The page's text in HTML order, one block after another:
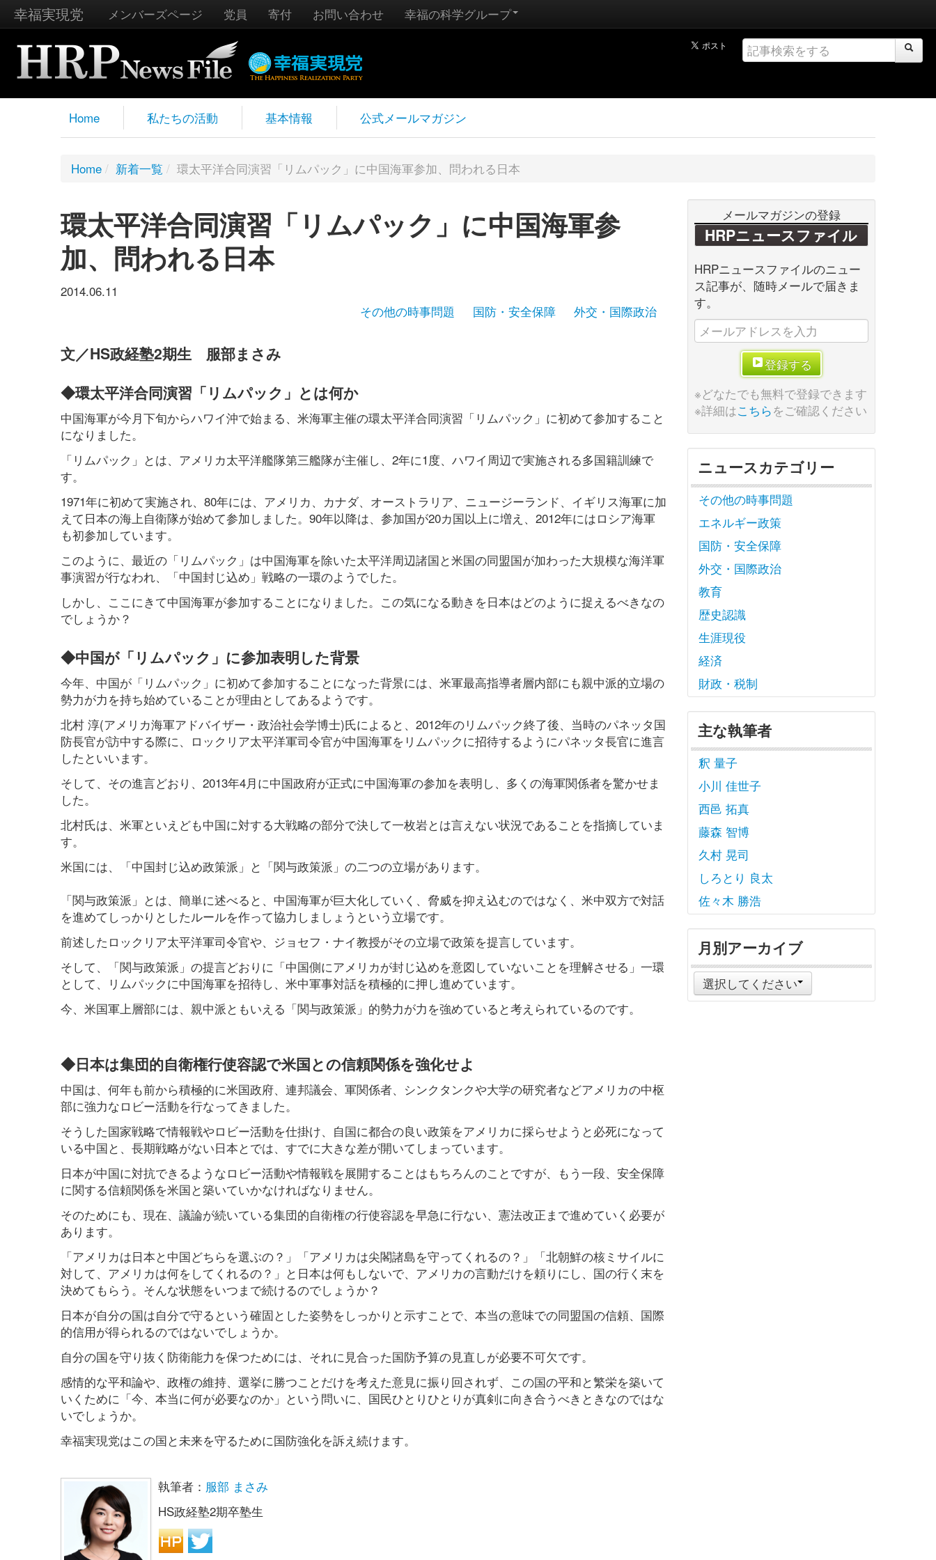
幸福実現党 メンバーズページ 党員 寄付 お問い合わせ 幸福の科学グループ
Home 私たちの活動 基本情報 公式メールマガジン
Home / 新着一覧 / 環太平洋合同演習「リムパック」に中国海軍参加、問われる日本
環太平洋合同演習「リムパック」に中国海軍参
加、問われる日本
2014.06.11
その他の時事問題
国防・安全保障 外交・国際政治
文／HS政経塾2期生 服部まさみ
◆環太平洋合同演習「リムパック」とは何か
中国海軍が今月下旬からハワイ沖で始まる、米海軍主催の環太平洋合同演習「リムパック」に初めて参加すること
になりました。
「リムパック」とは、アメリカ太平洋艦隊第三艦隊が主催し、2年に1度、ハワイ周辺で実施される多国籍訓練で
す。
1971年に初めて実施され、80年には、アメリカ、カナダ、オーストラリア、ニュージーランド、イギリス海軍に加
えて日本の海上自衛隊が始めて参加しました。90年以降は、参加国が20カ国以上に増え、2012年にはロシア海軍
も初参加しています。
このように、最近の「リムパック」は中国海軍を除いた太平洋周辺諸国と米国の同盟国が加わった大規模な海洋軍
事演習が行なわれ、「中国封じ込め」戦略の一環のようでした。
しかし、ここにきて中国海軍が参加することになりました。この気になる動きを日本はどのように捉えるべきなの
でしょうか？
◆中国が「リムパック」に参加表明した背景
今年、中国が「リムパック」に初めて参加することになった背景には、米軍最高指導者層内部にも親中派的立場の
勢力が力を持ち始めていることが理由としてあるようです。
北村 淳(アメリカ海軍アドバイザー・政治社会学博士)氏によると、2012年のリムパック終了後、当時のパネッタ国
防長官が訪中する際に、ロックリア太平洋軍司令官が中国海軍をリムパックに招待するようにパネッタ長官に進言
したといいます。
そして、その進言どおり、2013年4月に中国政府が正式に中国海軍の参加を表明し、多くの海軍関係者を驚かせま
した。
北村氏は、米軍といえども中国に対する大戦略の部分で決して一枚岩とは言えない状況であることを指摘していま
す。
米国には、「中国封じ込め政策派」と「関与政策派」の二つの立場があります。
「関与政策派」とは、簡単に述べると、中国海軍が巨大化していく、脅威を抑え込むのではなく、米中双方で対話
を進めてしっかりとしたルールを作って協力しましょうという立場です。
前述したロックリア太平洋軍司令官や、ジョセフ・ナイ教授がその立場で政策を提言しています。
そして、「関与政策派」の提言どおりに「中国側にアメリカが封じ込めを意図していないことを理解させる」一環
として、リムパックに中国海軍を招待し、米中軍事対話を積極的に押し進めています。
今、米国軍上層部には、親中派ともいえる「関与政策派」的勢力が力を強めていると考えられているのです。
◆日本は集団的自衛権行使容認で米国との信頼関係を強化せよ
中国は、何年も前から積極的に米国政府、連邦議会、軍関係者、シンクタンクや大学の研究者などアメリカの中枢
部に強力なロビー活動を行なってきました。
そうした国家戦略で情報戦やロビー活動を仕掛け、自国に都合の良い政策をアメリカに採らせようと必死になって
いる中国と、長期戦略がない日本とでは、すでに大きな差が開いてしまっています。
日本が中国に対抗できるようなロビー活動や情報戦を展開することはもちろんのことですが、もう一段、安全保障
に関する信頼関係を米国と築いていかなければなりません。
そのためにも、現在、議論が続いている集団的自衛権の行使容認を早急に行ない、憲法改正まで進めていく必要が
あります。
「アメリカは日本と中国どちらを選ぶの？」「アメリカは尖閣諸島を守ってくれるの？」「北朝鮮の核ミサイルに
対して、アメリカは何をしてくれるの？」と日本は何もしないで、アメリカの言動だけを頼りにし、国の行く末を
決めてもらう。そんな状態をいつまで続けるのでしょうか？
日本が自分の国は自分で守るという確固とした姿勢をしっかりと示すことで、本当の意味での同盟国の信頼、国際
的信用が得られるのではないでしょうか。
自分の国を守り抜く防衛能力を保つためには、それに見合った国防予算の見直しが必要不可欠です。
感情的な平和論や、政権の維持、選挙に勝つことだけを考えた意見に振り回されず、この国の平和と繁栄を築いて
いくために「今、本当に何が必要なのか」という問いに、国民ひとりひとりが真剣に向き合うべきときなのではな
いでしょうか。
幸福実現党はこの国と未来を守るために国防強化を訴え続けます。
執筆者： 服部 まさみ
HS政経塾2期卒塾生
メールマガジンの登録
HRPニュースファイル
HRPニュースファイルのニュー
ス記事が、随時メールで届きま
す。
登録する
※どなたでも無料で登録できます
※詳細はこちらをご確認ください
ニュースカテゴリー
その他の時事問題
エネルギー政策
国防・安全保障
外交・国際政治
教育
歴史認識
生涯現役
経済
財政・税制
主な執筆者
釈 量子
小川 佳世子
西邑 拓真
藤森 智博
久村 晃司
しろとり 良太
佐々木 勝浩
月別アーカイブ
選択してください